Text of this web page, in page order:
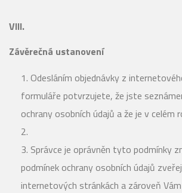
VIII.
Závěrečná ustanovení
Odesláním objednávky z
formuláře potvrzujete, že jste
ochrany osobních údajů a že je v celém
Správce je oprávněn tyto podmínky
podmínek ochrany osobních údajů
internetových stránkách a zároveň